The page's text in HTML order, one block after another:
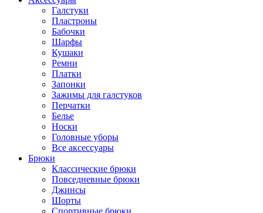
Галстуки
Пластроны
Бабочки
Шарфы
Кушаки
Ремни
Платки
Запонки
Зажимы для галстуков
Перчатки
Белье
Носки
Головные уборы
Все аксессуары
Брюки
Классические брюки
Повседневные брюки
Джинсы
Шорты
Спортивные брюки